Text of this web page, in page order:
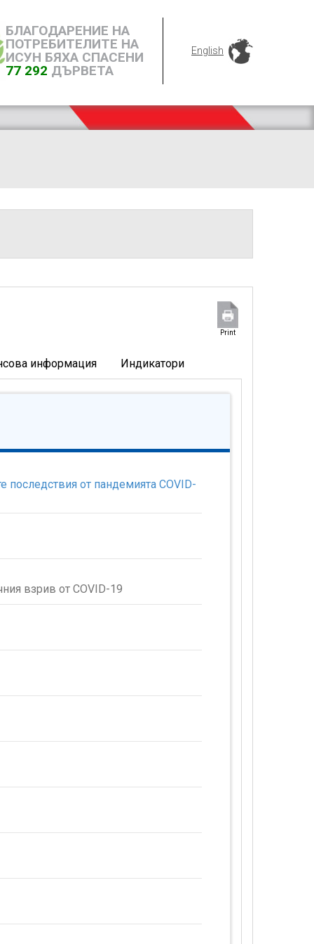
БЛАГОДАРЕНИЕ НА
ПОТРЕБИТЕЛИТЕ НА
ИСУН БЯХА СПАСЕНИ
77 292 ДЪРВЕТА
English
Print
информация Индикатори
последствия от пандемията COVID-
взрив от COVID-19